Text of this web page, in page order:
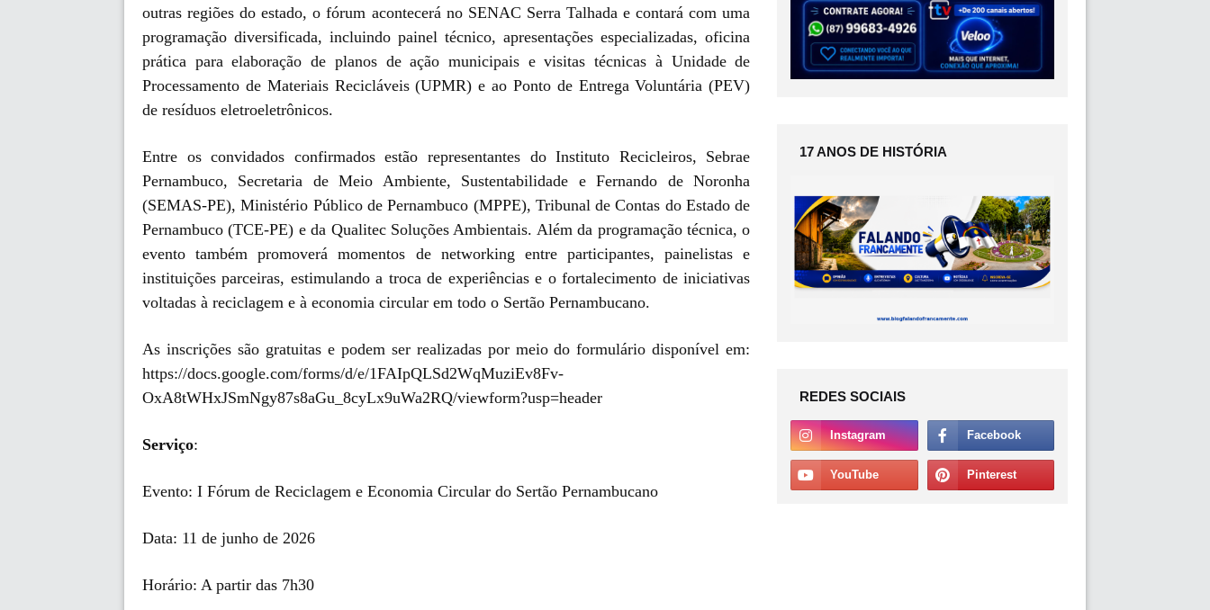
outras regiões do estado, o fórum acontecerá no SENAC Serra Talhada e contará com uma
programação diversificada, incluindo painel técnico, apresentações especializadas, oficina
prática para elaboração de planos de ação municipais e visitas técnicas à Unidade de
Processamento de Materiais Recicláveis (UPMR) e ao Ponto de Entrega Voluntária (PEV)
de resíduos eletroeletrônicos.
Entre os convidados confirmados estão representantes do Instituto Recicleiros, Sebrae
Pernambuco, Secretaria de Meio Ambiente, Sustentabilidade e Fernando de Noronha
(SEMAS-PE), Ministério Público de Pernambuco (MPPE), Tribunal de Contas do Estado de
Pernambuco (TCE-PE) e da Qualitec Soluções Ambientais. Além da programação técnica, o
evento também promoverá momentos de networking entre participantes, painelistas e
instituições parceiras, estimulando a troca de experiências e o fortalecimento de iniciativas
voltadas à reciclagem e à economia circular em todo o Sertão Pernambucano.
As inscrições são gratuitas e podem ser realizadas por meio do formulário disponível em:
https://docs.google.com/forms/d/e/1FAIpQLSd2WqMuziEv8Fv-
OxA8tWHxJSmNgy87s8aGu_8cyLx9uWa2RQ/viewform?usp=header
Serviço:
Evento: I Fórum de Reciclagem e Economia Circular do Sertão Pernambucano
Data: 11 de junho de 2026
Horário: A partir das 7h30
17 ANOS DE HISTÓRIA
REDES SOCIAIS